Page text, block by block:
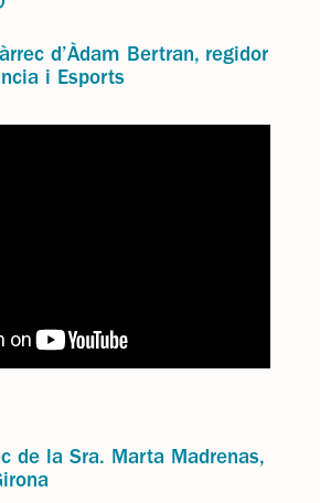
d’Àdam Bertran, regidor
i Esports
de la Sra. Marta Madrenas,